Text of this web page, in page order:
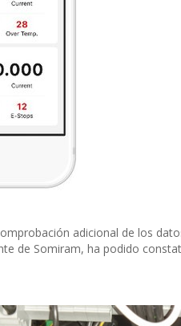
adicional de los
de Somiram, ha podido